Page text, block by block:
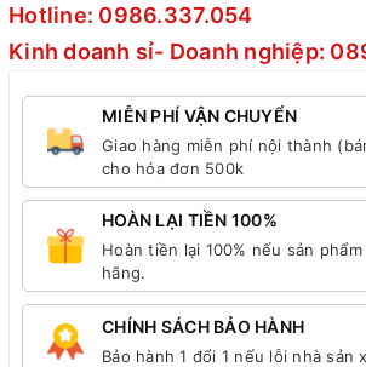
Hotline: 0986.337.054
Kinh doanh sỉ- Doanh nghiệp:
MIỄN PHÍ VẬN CHUYỂN
Giao hàng miễn phí nội thành
cho hóa đơn 500k
HOÀN LẠI TIỀN 100%
Hoàn tiền lại 100% nếu sản
hãng.
CHÍNH SÁCH BẢO HÀNH
Bảo hành 1 đổi 1 nếu lỗi nhà sản